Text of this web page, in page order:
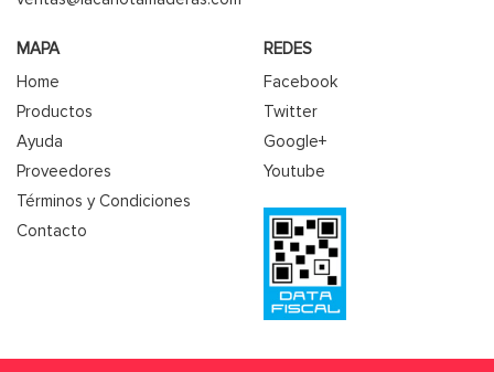
MAPA
Home
Productos
Ayuda
Proveedores
Términos y Condiciones
Contacto
REDES
Facebook
Twitter
Google+
Youtube